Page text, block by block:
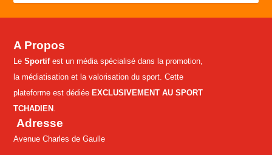
A Propos
LeSportifest un média spécialisé dans la promotion,
la médiatisation et la valorisation du sport. Cette
plateforme est dédiéeEXCLUSIVEMENT AU SPORT
TCHADIEN
Adresse
Avenue Charles de Gaulle